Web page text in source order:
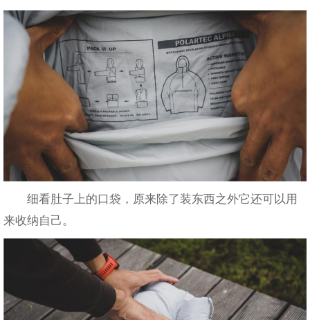
细看肚子上的口袋，原来除了装东西之外它还可以用
来收纳自己。